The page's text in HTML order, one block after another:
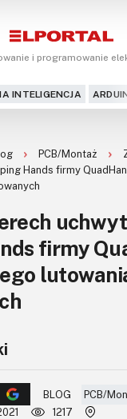
i programowanie
INTELIGENCJA
PCB/Montaż
Hands firmy
firmy
BLOG
PCB/
1217